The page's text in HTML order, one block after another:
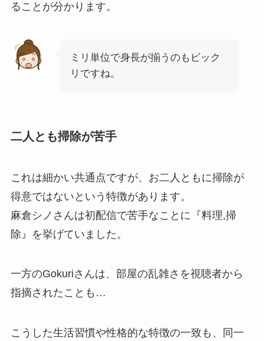
ることが分かります。
ミリ単位で身長が揃うのもビック
リですね。
二人とも掃除が苦手
これは細かい共通点ですが、お二人ともに掃除が
得意ではないという特徴があります。
麻倉シノさんは初配信で苦手なことに『料理,掃
除』を挙げていました。
一方のGokuriさんは、部屋の乱雑さを視聴者から
指摘されたことも…
こうした生活習慣や性格的な特徴の一致も、同一